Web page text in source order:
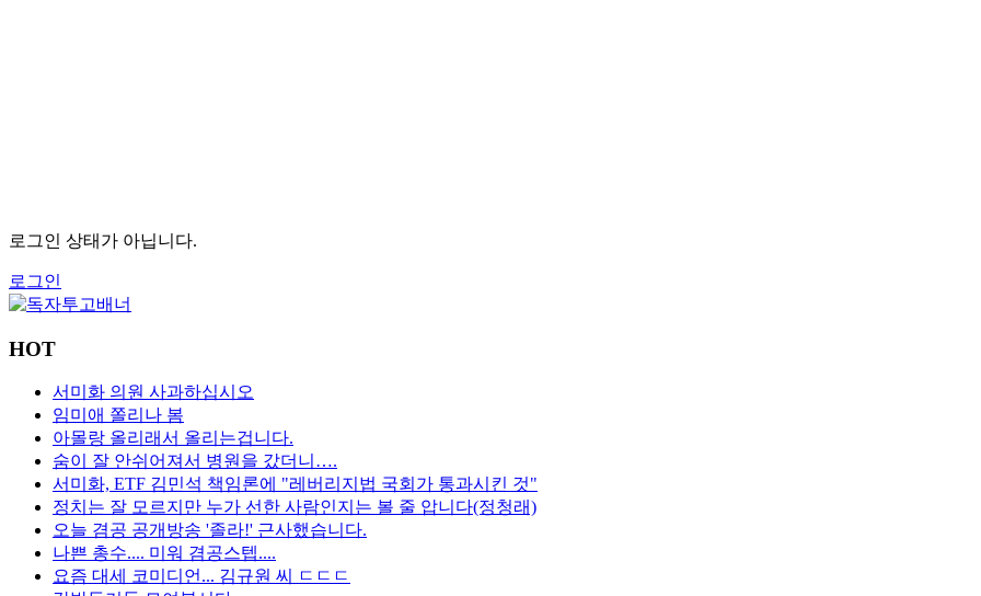
로그인 상태가 아닙니다.
로그인
HOT
서미화 의원 사과하십시오
임미애 쫄리나 봄
아몰랑 올리래서 올리는겁니다.
숨이 잘 안쉬어져서 병원을 갔더니….
서미화, ETF 김민석 책임론에 "레버리지법 국회가 통과시킨 것"
정치는 잘 모르지만 누가 선한 사람인지는 볼 줄 압니다(정청래)
오늘 겸공 공개방송 '졸라!' 근사했습니다.
나쁜 총수.... 미워 겸공스텝....
요즘 대세 코미디언... 김규원 씨 ㄷㄷㄷ